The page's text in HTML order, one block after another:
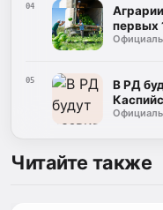
04
первых
05
В РД
Читайте также